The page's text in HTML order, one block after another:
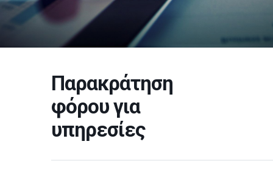
Παρακράτηση
φόρου για
υπηρεσίες